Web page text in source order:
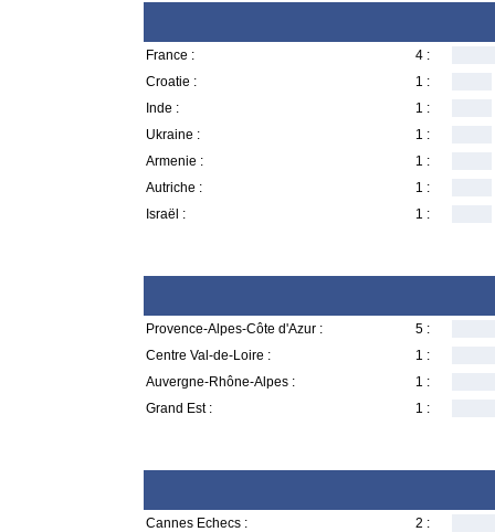
France :
4 :
Croatie :
1 :
Inde :
1 :
Ukraine :
1 :
Armenie :
1 :
Autriche :
1 :
Israël :
1 :
Provence-Alpes-Côte d'Azur :
5 :
Centre Val-de-Loire :
1 :
Auvergne-Rhône-Alpes :
1 :
Grand Est :
1 :
Cannes Echecs :
2 :